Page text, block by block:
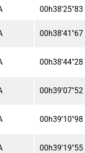
00h38'25"83
00h38'41"67
00h38'44"28
00h39'07"52
00h39'10"98
00h39'19"55